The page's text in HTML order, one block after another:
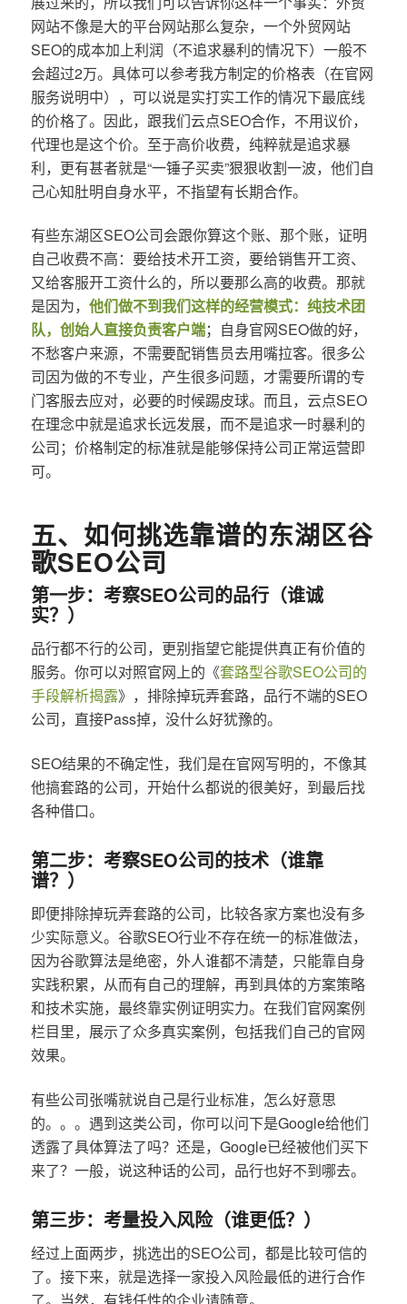
网站不像是大的平台网站那么复杂，一个外贸网站
SEO的成本加上利润（不追求暴利的情况下）一般不
会超过2万。具体可以参考我方制定的价格表（在官网
服务说明中），可以说是实打实工作的情况下最底线
的价格了。因此，跟我们云点SEO合作，不用议价，
代理也是这个价。至于高价收费，纯粹就是追求暴
利，更有甚者就是“一锤子买卖”狠狠收割一波，他们自
己心知肚明自身水平，不指望有长期合作。
有些东湖区SEO公司会跟你算这个账、那个账，证明
自己收费不高：要给技术开工资，要给销售开工资、
又给客服开工资什么的，所以要那么高的收费。那就
是因为， 他们做不到我们这样的经营模式：纯技术团
队，创始人直接负责客户端；自身官网SEO做的好，
不愁客户来源，不需要配销售员去用嘴拉客。很多公
司因为做的不专业，产生很多问题，才需要所谓的专
门客服去应对，必要的时候踢皮球。而且，云点SEO
在理念中就是追求长远发展，而不是追求一时暴利的
公司；价格制定的标准就是能够保持公司正常运营即
可。
五、如何挑选靠谱的东湖区谷
歌SEO公司
第一步：考察SEO公司的品行（谁诚
实？）
品行都不行的公司，更别指望它能提供真正有价值的
服务。你可以对照官网上的《套路型谷歌SEO公司的
手段解析揭露》，排除掉玩弄套路，品行不端的SEO
公司，直接Pass掉，没什么好犹豫的。
SEO结果的不确定性，我们是在官网写明的，不像其
他搞套路的公司，开始什么都说的很美好，到最后找
各种借口。
第二步：考察SEO公司的技术（谁靠
谱？）
即便排除掉玩弄套路的公司，比较各家方案也没有多
少实际意义。谷歌SEO行业不存在统一的标准做法，
因为谷歌算法是绝密，外人谁都不清楚，只能靠自身
实践积累，从而有自己的理解，再到具体的方案策略
和技术实施，最终靠实例证明实力。在我们官网案例
栏目里，展示了众多真实案例，包括我们自己的官网
效果。
有些公司张嘴就说自己是行业标准，怎么好意思
的。。。遇到这类公司，你可以问下是Google给他们
透露了具体算法了吗？还是，Google已经被他们买下
来了？一般，说这种话的公司，品行也好不到哪去。
第三步：考量投入风险（谁更低？）
经过上面两步，挑选出的SEO公司，都是比较可信的
了。接下来，就是选择一家投入风险最低的进行合作